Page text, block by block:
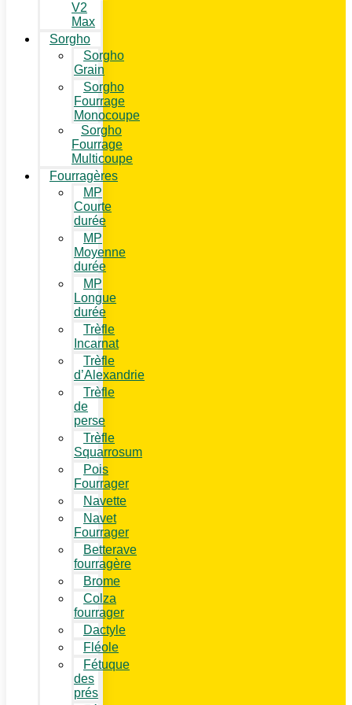
V2
Max
Sorgho
Sorgho
Grain
Sorgho
Fourrage
Monocoupe
Sorgho
Fourrage
Multicoupe
Fourragères
MP
Courte
durée
MP
Moyenne
durée
MP
Longue
durée
Trèfle
Incarnat
Trèfle
d’Alexandrie
Trèfle
de
perse
Trèfle
Squarrosum
Pois
Fourrager
Navette
Navet
Fourrager
Betterave
fourragère
Brome
Colza
fourrager
Dactyle
Fléole
Fétuque
des
prés